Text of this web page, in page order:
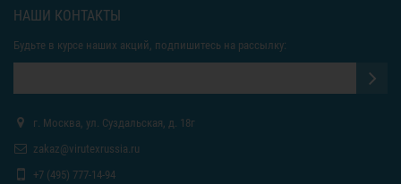
НАШИ КОНТАКТЫ
Будьте в курсе наших акций, подпишитесь на рассылку:
г. Москва, ул. Суздальская, д. 18г
zakaz@virutexrussia.ru
+7 (495) 777-14-94